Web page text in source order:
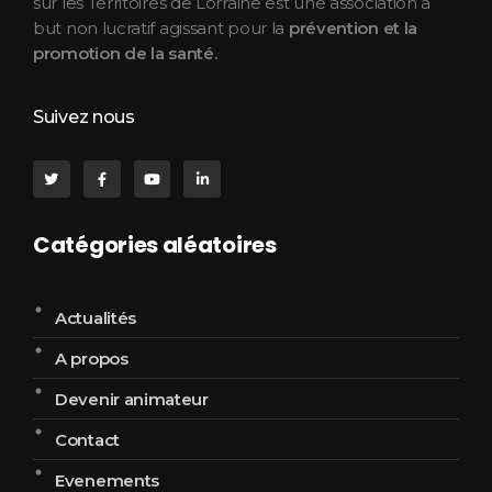
but non lucratif agissant pour la prévention et la
promotion de la santé.
Suivez nous
Catégories aléatoires
Actualités
A propos
Devenir animateur
Contact
Evenements